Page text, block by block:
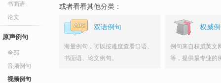
书面语
论文
原声例句
全部
音频例句
视频例句
或者看看其他分类：
双语例句
海量例句，可以按难度查看口语、
书面语、论文例句。
权威
例句来自权威英文
等，提供最专业的